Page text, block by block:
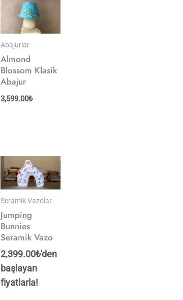
Abajurlar
Almond
Blossom Klasik
Abajur
3,599.00₺
Seramik Vazolar
Jumping
Bunnies
Seramik Vazo
2,399.00₺'den
başlayan
fiyatlarla!